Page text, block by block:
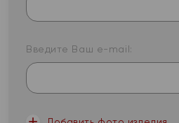
Введите Ваш e-mail: